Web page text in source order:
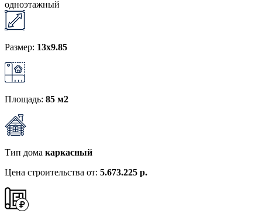
одноэтажный
Размер: 13х9.85
Площадь: 85 м2
Тип дома каркасный
Цена строительства от: 5.673.225 р.